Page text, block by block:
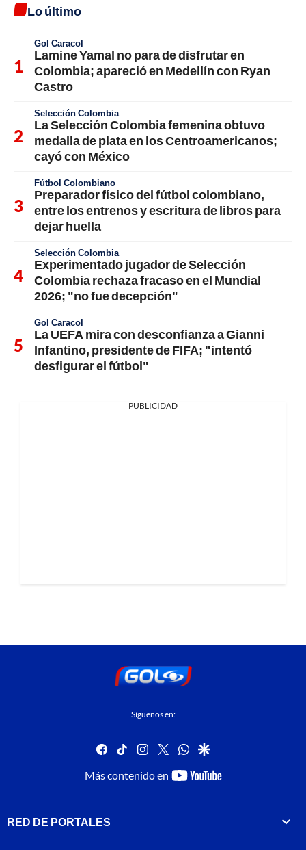
Lo último
Gol Caracol
Lamine Yamal no para de disfrutar en
Colombia; apareció en Medellín con Ryan
Castro
Selección Colombia
La Selección Colombia femenina obtuvo
medalla de plata en los Centroamericanos;
cayó con México
Fútbol Colombiano
Preparador físico del fútbol colombiano,
entre los entrenos y escritura de libros para
dejar huella
Selección Colombia
Experimentado jugador de Selección
Colombia rechaza fracaso en el Mundial
2026; "no fue decepción"
Gol Caracol
La UEFA mira con desconfianza a Gianni
Infantino, presidente de FIFA; "intentó
desfigurar el fútbol"
PUBLICIDAD
Síguenos en:
facebook
tiktok instagram
twitterwhatsapp
google
Más contenido en
youtube-
RED DE PORTALES